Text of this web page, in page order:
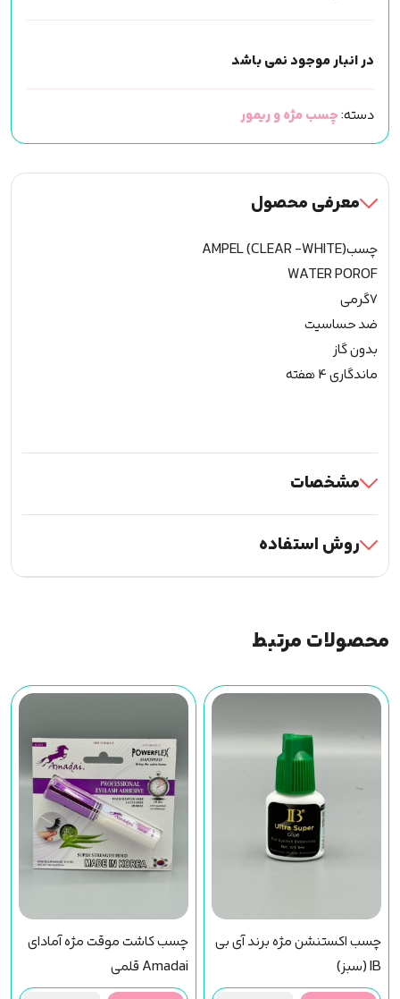
در انبار موجود نمی باشد
دسته:چسب مژه و ریمور
معرفی محصول
چسبAMPEL (CLEAR -WHITE)
WATER POROF
7گرمی
ضد حساسیت
بدون گاز
ماندگاری 4 هفته
مشخصات
روش استفاده
محصولات مرتبط
چسب اکستنشن مژه برند آی بی
IB (سبز)
چسب کاشت موقت مژه آمادای
Amadai قلمی